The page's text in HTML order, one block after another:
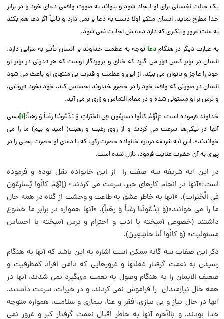
یک حالت نفسانی برای او ایجاد شود و بتواند به صورت واقعی دعای خود را در برابر
خدا مطرح نماید. انسان متکبر اولا دست به دعا بر نمی دارد و ثانیاً اگر دعا هم بکند
به علت غرور و تکبری که دارد دعایش اجابت نمی شود.
به عبارت دیگر در هنگامدعاتوجه به عظمت خداوند بر انسان تأثیر به سزایی دارد.
انسان در برابر کسی قرار می گیرد که خالق و پروردگار اوست که هر قدرتی در برابر او
خود را عاجز و ناتوان می بیند. از این‌رو عظمت و قدرت بی منتهای او باعث می شود
انسان در صورتی که واقعا خود را در حضور خداوند احساس کند، خود بخود فروتنی،
و ترس بر او مستولی شده و در مقام التماس و زاری بر می آید.
خداوند فرموده است: «إِنَّهُمْ کانُوا یُسارِعُونَ فِی الْخَیْراتِ وَ یَدْعُونَنا رَغَباً وَ رَهَباً؛[۱] یعنی
آنها در نیکی‌ها سرعت مى ‏کردند و از روى رغبت و رهبت( امید و بیم) ما را مى‏
خواندند». این آیه شریفه درباره خانواده حضرت زکریا که با دعای او حضرت یحیی را در
پیری به آن حضرت عنایت فرمود، نازل شده است.
در این آیه شریفه سه صفت را از این خانواده نقل نوده و فرموده
است:«آنها در انجام كارهاى خير، سرعت مى‏ كردند» (إِنَّهُمْ كانُوا يُسارِعُونَ
فِي الْخَيْراتِ‏). «آنها به خاطر عشق به طاعت و وحشت از گناه در همه حال
ما را مى‏ خوانند»(وَ يَدْعُونَنا رَغَباً وَ رَهَباً). «آنها همواره در برابر ما خشوع
داشتند (خضوعى آميخته با ادب و احترام و ترس آميخته با احساس
مسئوليت» (وَ كانُوا لَنا خاشِعِينَ‏).
ذكر اين صفات سه ‏گانه ممكن است اشاره به اين باشد كه آنها به هنگام
رسيدن به نعمت گرفتار غفلتها و غرورهايى كه دامن افراد كم‏ظرفيت و
ضعيف الايمان را به هنگام وصول به نعمت مى‏گيرد نمى‏ شدند، آنها در
همه حال نيازمندان- را فراموش نمى‏ كردند، و در خيرات، سرعت داشتند،
آنها در حال نياز و بى‏ نيازى، فقر و غنا، بيمارى و سلامت، همواره متوجه
خدا بودند، و بالآخره آنها به خاطر اقبال نعمت گرفتار كبر و غرور نمى